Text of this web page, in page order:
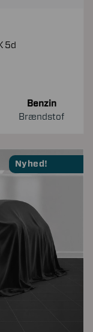
5d
Benzin
Brændstof
Nyhed!